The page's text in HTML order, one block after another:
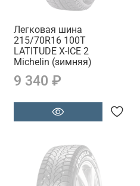
Легковая шина
215/70R16 100T
LATITUDE X-ICE 2
Michelin (зимняя)
9 340 ₽